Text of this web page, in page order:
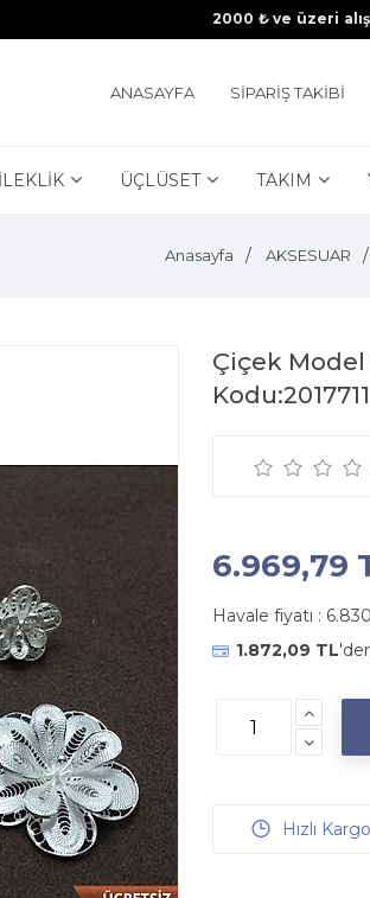
2000 ₺ ve üzeri
ANASAYFA SİPARİŞ TAKİBİ
ÜÇLÜSET TAKIM
Anasayfa AKSESUAR
Çiçek Model
Kodu:2017711
6.969,79
Havale fiyatı :
1.872,09 TL